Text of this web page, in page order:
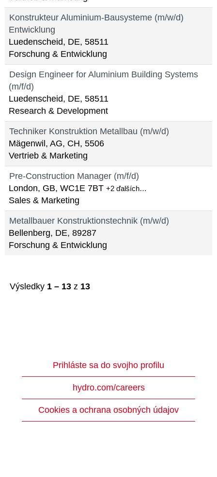
Konstrukteur Aluminium-Bausysteme (m/w/d)
Entwicklung
Luedenscheid, DE, 58511
Forschung & Entwicklung
Design Engineer for Aluminium Building Systems
(m/f/d)
Luedenscheid, DE, 58511
Research & Development
Techniker Konstruktion Metallbau (m/w/d)
Mägenwil, AG, CH, 5506
Vertrieb & Marketing
Pre-Construction Manager (m/f/d)
London, GB, WC1E 7BT +2 ďalších…
Sales & Marketing
Metallbauer Konstruktionstechnik (m/w/d)
Bellenberg, DE, 89287
Forschung & Entwicklung
Výsledky 1 – 13 z 13
Prihláste sa do svojho profilu
hydro.com/careers
Cookies a ochrana osobných údajov